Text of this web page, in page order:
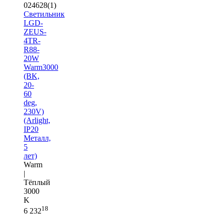
024628(1)
Светильник
LGD-
ZEUS-
4TR-
R88-
20W
Warm3000
(BK,
20-
60
deg,
230V)
(Arlight,
IP20
Металл,
5
лет)
Warm
|
Тёплый
3000
K
6 23218